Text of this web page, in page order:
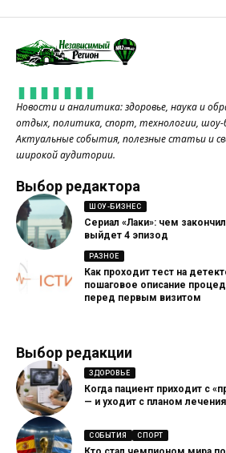
Новости и аналитика: здоровье, наука и
отдых, политика, спорт, технологии, шоу-
Актуальные события, полезные статьи и
широкой аудитории.
Выбор редактора
ШОУ-БИЗНЕС
Сериал «Лаки»: чем
выйдет 4 эпизод
РАЗНОЕ
Как проходит тест на
пошаговое описание
перед первым визитом
Выбор редакции
ЗДОРОВЬЕ
Когда пациент приходит с
— и уходит с планом
СОБЫТИЯ СПОРТ